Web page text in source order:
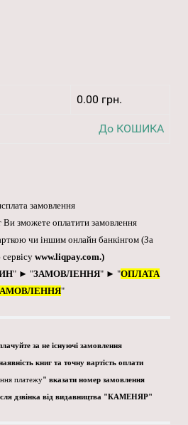
0.00 грн.
До КОШИКА
замовлення
зможете оплатити замовлення
чи іншим онлайн банкінгом (За
www.liqpay.com.)
" ► "ЗАМОВЛЕННЯ" ► "ОПЛАТА
"
за не існуючі замовлення
книг та точну вартість оплати
платежу" вказати номер замовлення
дзвінка від видавництва "КАМЕНЯР"